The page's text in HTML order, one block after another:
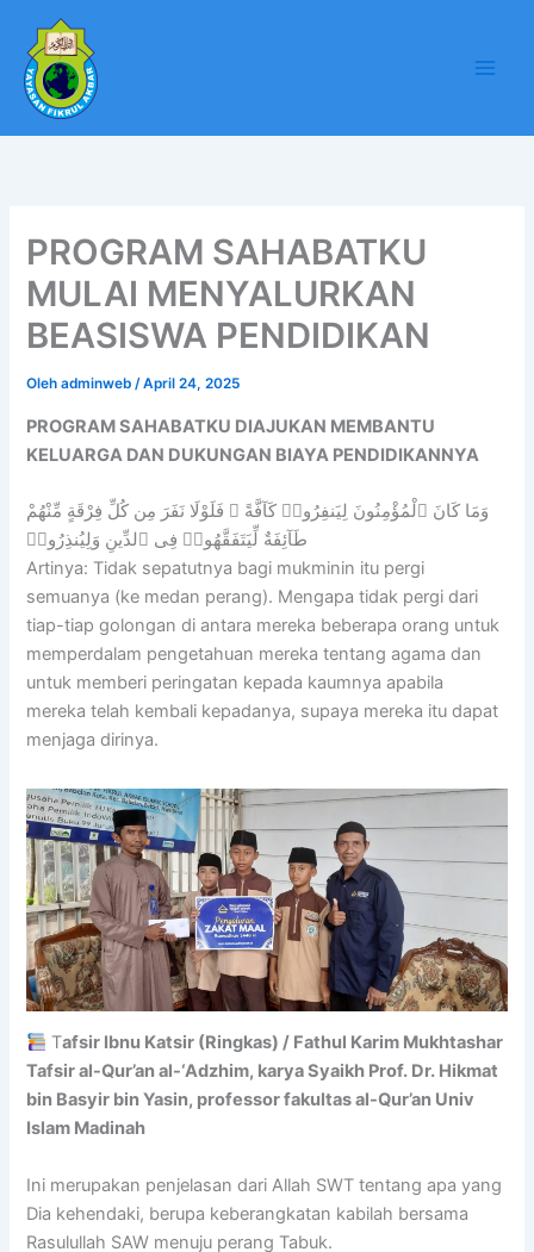
konten
PROGRAM SAHABATKU
MULAI MENYALURKAN
BEASISWA PENDIDIKAN
Olehadminweb/April 24, 2025
PROGRAM SAHABATKU DIAJUKAN MEMBANTU
KELUARGA DAN DUKUNGAN BIAYA PENDIDIKANNYA
وَمَا كَانَ ٱلْمُؤْمِنُونَ لِيَنفِرُوا۟ كَآفَّةً ۚ فَلَوْلَا نَفَرَ مِن كُلِّ فِرْقَةٍ مِّنْهُمْ
طَآئِفَةٌ لِّيَتَفَقَّهُوا۟ فِى ٱلدِّينِ وَلِيُنذِرُوا۟
Artinya: Tidak sepatutnya bagi mukminin itu pergi
semuanya (ke medan perang). Mengapa tidak pergi dari
tiap-tiap golongan di antara mereka beberapa orang untuk
memperdalam pengetahuan mereka tentang agama dan
untuk memberi peringatan kepada kaumnya apabila
mereka telah kembali kepadanya, supaya mereka itu dapat
menjaga dirinya.
Tafsir Ibnu Katsir (Ringkas) / Fathul Karim Mukhtashar
Tafsir al-Qur’an al-‘Adzhim, karya Syaikh Prof. Dr. Hikmat
bin Basyir bin Yasin, professor fakultas al-Qur’an Univ
Islam Madinah
Ini merupakan penjelasan dari Allah SWT tentang apa yang
Dia kehendaki, berupa keberangkatan kabilah bersama
Rasulullah SAW menuju perang Tabuk.